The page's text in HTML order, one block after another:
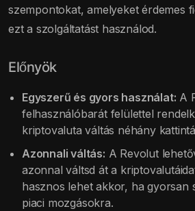
szempontokat, amelyeket érdemes
ezt a szolgáltatást használod.
Előnyök
Egyszerű és gyors használat: A
felhasználóbarát felülettel
kriptovaluta váltás néhány
Azonnali váltás: A Revolut
azonnal váltsd át a
hasznos lehet akkor, ha gyorsan
piaci mozgásokra.